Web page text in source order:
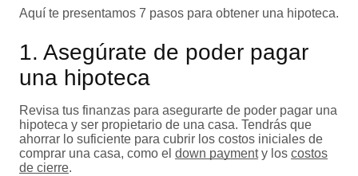
Aquí te presentamos 7 pasos para obtener una hipoteca.
1. Asegúrate de poder pagar
una hipoteca
Revisa tus finanzas para asegurarte de poder pagar una
hipoteca y ser propietario de una casa. Tendrás que
ahorrar lo suficiente para cubrir los costos iniciales de
comprar una casa, como el down paymenty los costos
de cierre.